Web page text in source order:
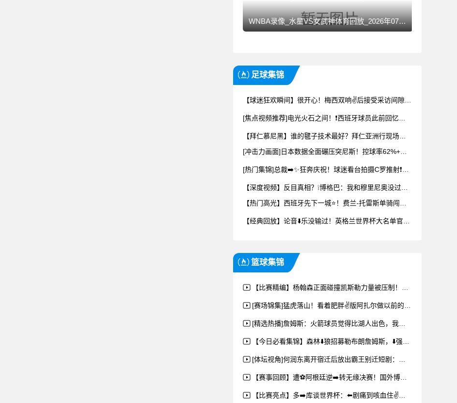
WNBA录像_水星VS女武神体育回放_2026年07月30日
足球集锦
篮球集锦
【比赛精编】杨翰森正面碰撞凯斯勒力量被压制！现役蓝领中锋天花板名不虚✌️传
[赛场锦集]猛虎落山！看着肥胖✌️版阿扎尔做以前的动作，伤感和喜感⚽交织~
[精选热播]詹姆斯：火箭球员觉得比湖人出色，我们G6✌️彻底统治了比赛⚽
【今日必看集锦】森林⬇️狼招募勒布朗詹姆斯，⬇️强调球队阵容吸引力与教练优势。
[体坛视角]何润东离开宿迁后放出霸王别迁短剧：东✨子，没有你我怎⭐么活啊！
【赛事回顾】遭⚽阿根廷逆➡️转无缘决赛！国外博主：你支持图赫尔继续带队吗？
【比赛亮点】多➡️库谈世界杯：⬅️剧痛到咳血住✌️院，早上六点又被通知老婆要生~